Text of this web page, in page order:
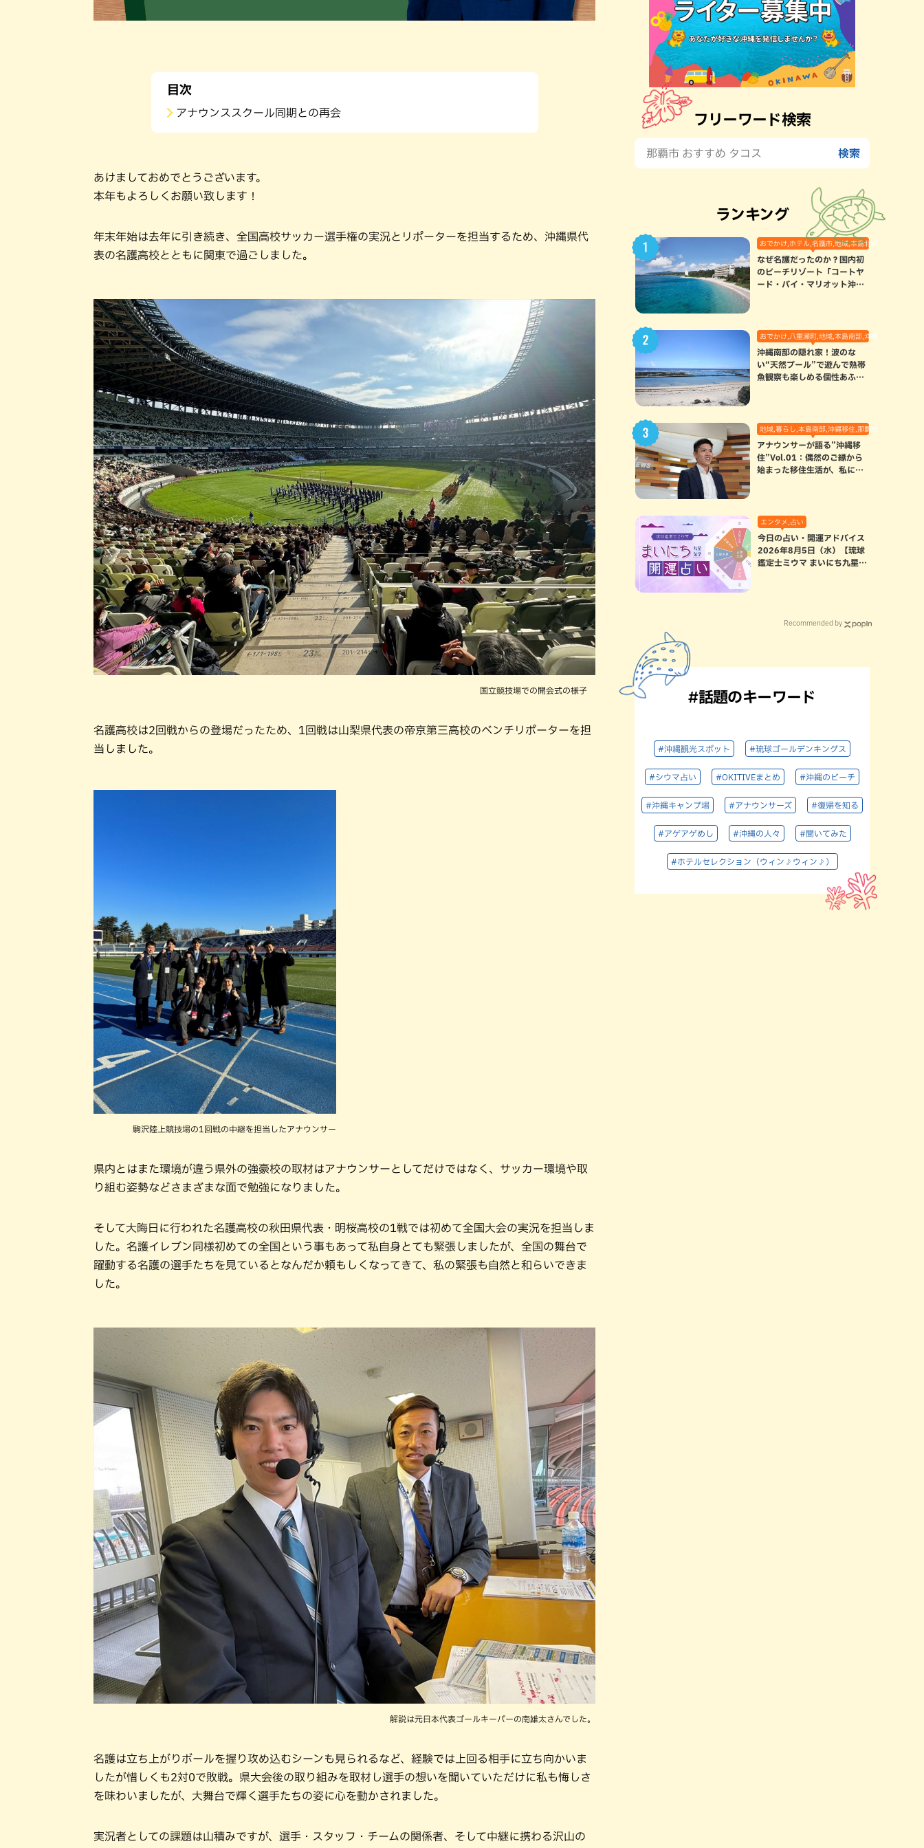
目次
アナウンススクール同期との再会
あけましておめでとうございます。
本年もよろしくお願い致します！
年末年始は去年に引き続き、全国高校サッカー選手権の実況とリポーターを担当するため、沖縄県代
表の名護高校とともに関東で過ごしました。
国立競技場での開会式の様子
名護高校は2回戦からの登場だったため、1回戦は山梨県代表の帝京第三高校のベンチリポーターを担
当しました。
駒沢陸上競技場の1回戦の中継を担当したアナウンサー
県内とはまた環境が違う県外の強豪校の取材はアナウンサーとしてだけではなく、サッカー環境や取
り組む姿勢などさまざまな面で勉強になりました。
そして大晦日に行われた名護高校の秋田県代表・明桜高校の1戦では初めて全国大会の実況を担当しま
した。名護イレブン同様初めての全国という事もあって私自身とても緊張しましたが、全国の舞台で
躍動する名護の選手たちを見ているとなんだか頼もしくなってきて、私の緊張も自然と和らいできま
した。
解説は元日本代表ゴールキーパーの南雄太さんでした。
名護は立ち上がりボールを握り攻め込むシーンも見られるなど、経験では上回る相手に立ち向かいま
したが惜しくも2対0で敗戦。県大会後の取り組みを取材し選手の想いを聞いていただけに私も悔しさ
を味わいましたが、大舞台で輝く選手たちの姿に心を動かされました。
実況者としての課題は山積みですが、選手・スタッフ・チームの関係者、そして中継に携わる沢山の
フリーワード検索
ランキング
おでかけ,ホテル,名護市,地域,本島北部
なぜ名護だったのか？国内初
のビーチリゾート「コートヤ
ード・バイ・マリオット沖縄
おでかけ,八重瀬町,地域,本島南部,沖縄の海,自然
沖縄南部の隠れ家！波のな
い“天然プール”で遊んで熱帯
魚観察も楽しめる個性あふれ
地域,暮らし,本島南部,沖縄移住,那覇市
アナウンサーが語る”沖縄移
住”Vol.01：偶然のご縁から
始まった移住生活が、私にと
エンタメ,占い
今日の占い・開運アドバイス
2026年8月5日（水）【琉球
鑑定士ミウマ まいにち九星気
Recommended by
#話題のキーワード
#沖縄観光スポット #琉球ゴールデンキングス
#シウマ占い #OKITIVEまとめ #沖縄のビーチ
#沖縄キャンプ場 #アナウンサーズ #復帰を知る
#アゲアゲめし #沖縄の人々 #聞いてみた
#ホテルセレクション（ウィン♪ウィン♪）